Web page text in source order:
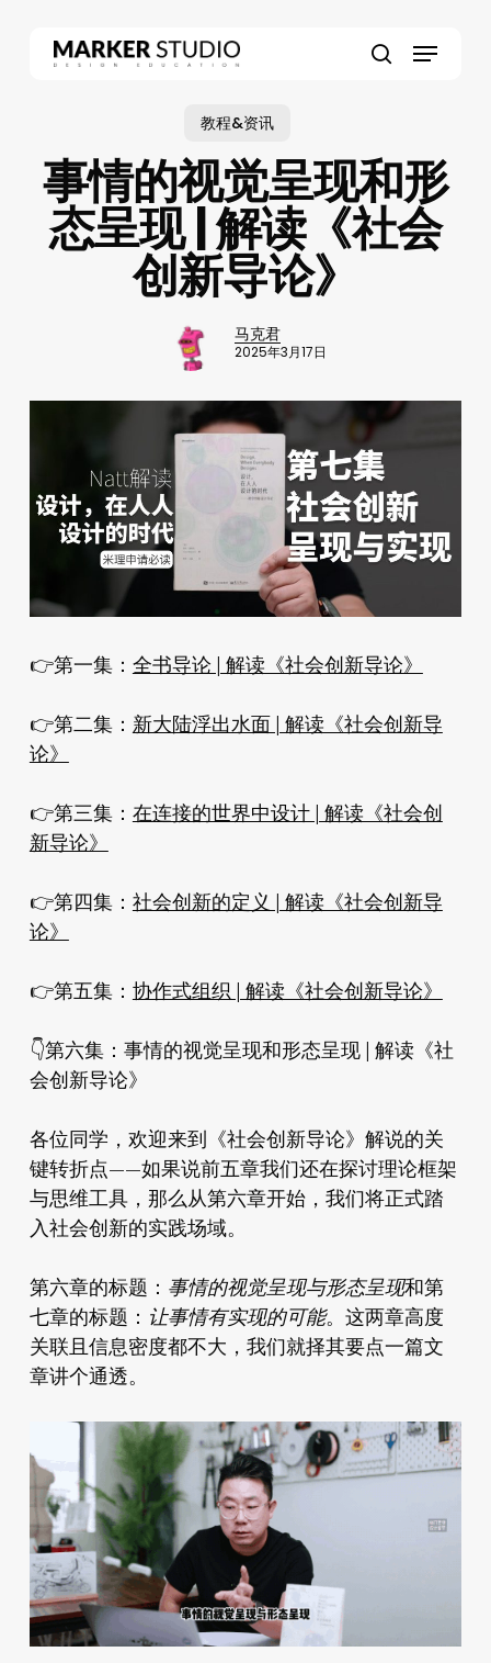
Menu
教程&资讯
事情的视觉呈现和形
态呈现 | 解读《社会
创新导论》
马克君
2025年3月17日
👉️第一集： 全书导论 | 解读《社会创新导论》
👉️第二集： 新大陆浮出水面 | 解读《社会创新导
论》
👉️第三集： 在连接的世界中设计 | 解读《社会创
新导论》
👉️第四集： 社会创新的定义 | 解读《社会创新导
论》
👉️第五集： 协作式组织 | 解读《社会创新导论》
👇️第六集：事情的视觉呈现和形态呈现 | 解读《社
会创新导论》
各位同学，欢迎来到《社会创新导论》解说的关
键转折点——如果说前五章我们还在探讨理论框架
与思维工具，那么从第六章开始，我们将正式踏
入社会创新的实践场域。
第六章的标题： 事情的视觉呈现与形态呈现和第
七章的标题： 让事情有实现的可能。这两章高度
关联且信息密度都不大，我们就择其要点一篇文
章讲个通透。